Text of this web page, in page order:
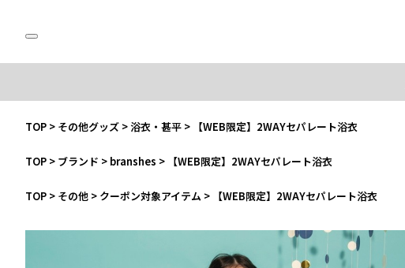
TOP > その他グッズ > 浴衣・甚平 > 【WEB限定】2WAYセパレート浴衣
TOP > ブランド > branshes > 【WEB限定】2WAYセパレート浴衣
TOP > その他 > クーポン対象アイテム > 【WEB限定】2WAYセパレート浴衣